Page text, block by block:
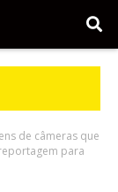
de câmeras que
para